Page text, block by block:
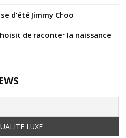
d’été Jimmy Choo
de raconter la naissance